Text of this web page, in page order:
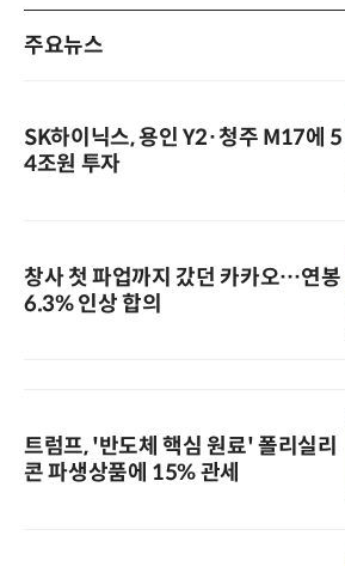
주요뉴스
SK하이닉스, 용인 Y2·청주 M17에 5
4조원 투자
창사 첫 파업까지 갔던 카카오…연봉
6.3% 인상 합의
트럼프, '반도체 핵심 원료' 폴리실리
콘 파생상품에 15% 관세